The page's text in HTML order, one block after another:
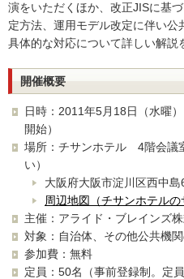
演をいただくほか、改正JISに基
定方法、運用モデル改定に伴い公
具体的な対応について詳しい解説
開催概要
日時：2011年5月18日（水曜
開始）
場所：チサンホテル 4階会議
い）
大阪府大阪市淀川区西中島
周辺地図（チサンホテルの
主催：アライド・ブレインズ
対象：自治体、その他公共機
参加費：無料
定員：50名（事前登録制。定